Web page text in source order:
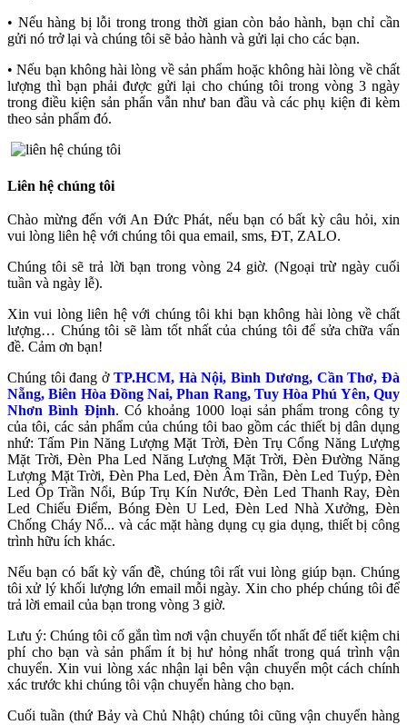
• Nếu hàng bị lỗi trong trong thời gian còn bảo hành, bạn chỉ cần
gửi nó trở lại và chúng tôi sẽ bảo hành và gửi lại cho các bạn.
• Nếu bạn không hài lòng về sản phẩm hoặc không hài lòng về chất
lượng thì bạn phải được gửi lại cho chúng tôi trong vòng 3 ngày
trong điều kiện sản phẩn vẫn như ban đầu và các phụ kiện đi kèm
theo sản phẩm đó.
Liên hệ chúng tôi
Chào mừng đến với An Đức Phát, nếu bạn có bất kỳ câu hỏi, xin
vui lòng liên hệ với chúng tôi qua email, sms, ĐT, ZALO.
Chúng tôi sẽ trả lời bạn trong vòng 24 giờ. (Ngoại trừ ngày cuối
tuần và ngày lễ).
Xin vui lòng liên hệ với chúng tôi khi bạn không hài lòng về chất
lượng… Chúng tôi sẽ làm tốt nhất của chúng tôi để sửa chữa vấn
đề. Cảm ơn bạn!
Chúng tôi đang ở TP.HCM, Hà Nội, Bình Dương, Cần Thơ, Đà
Nẵng, Biên Hòa Đồng Nai, Phan Rang, Tuy Hòa Phú Yên, Quy
Nhơn Bình Định. Có khoảng 1000 loại sản phẩm trong công ty
của tôi, các sản phẩm của chúng tôi bao gồm các thiết bị dân dụng
nhứ: Tấm Pin Năng Lượng Mặt Trời, Đèn Trụ Cổng Năng Lượng
Mặt Trời, Đèn Pha Led Năng Lượng Mặt Trời, Đèn Đường Năng
Lượng Mặt Trời, Đèn Pha Led, Đèn Âm Trần, Đèn Led Tuýp, Đèn
Led Ốp Trần Nổi, Búp Trụ Kín Nước, Đèn Led Thanh Ray, Đèn
Led Chiếu Điểm, Bóng Đèn U Led, Đèn Led Nhà Xưởng, Đèn
Chống Cháy Nổ... và các mặt hàng dụng cụ gia dụng, thiết bị công
trình hữu ích khác.
Nếu bạn có bất kỳ vấn đề, chúng tôi rất vui lòng giúp bạn. Chúng
tôi xử lý khối lượng lớn email mỗi ngày. Xin cho phép chúng tôi để
trả lời email của bạn trong vòng 3 giờ.
Lưu ý: Chúng tôi cố gắn tìm nơi vận chuyển tốt nhất để tiết kiệm chi
phí cho bạn và sản phẩm ít bị hư hỏng nhất trong quá trình vận
chuyển. Xin vui lòng xác nhận lại bên vận chuyển một cách chính
xác trước khi chúng tôi vận chuyển hàng cho bạn.
Cuối tuần (thứ Bảy và Chủ Nhật) chúng tôi cũng vận chuyển hàng